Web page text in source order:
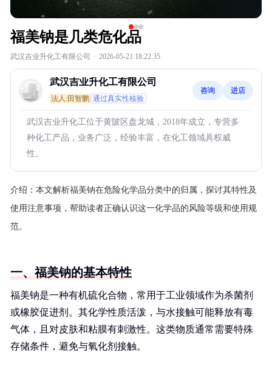
福美钠是几类危化品
武汉吉业升化工有限公司 · 2026-05-21 18:22:35
武汉吉业升化工有限公司
法人:田智鹏 通过真实性核验
咨询 进店
武汉吉业升化工位于黄陂区盘龙城，2018年成立，专营多
种化工产品，业务广泛，经验丰富，在化工领域具权威
性。
介绍： 本文解析福美钠在危险化学品分类中的归属，探讨其特性及
使用注意事项，帮助读者正确认识这一化学品的风险等级和使用规
范。
一、福美钠的基本特性
福美钠是一种有机硫化合物，常用于工业领域作为杀菌剂
或橡胶促进剂。其化学性质活泼，与水接触可能释放有毒
气体，且对皮肤和粘膜有刺激性。这类物质通常需要特殊
存储条件，避免与氧化剂接触。